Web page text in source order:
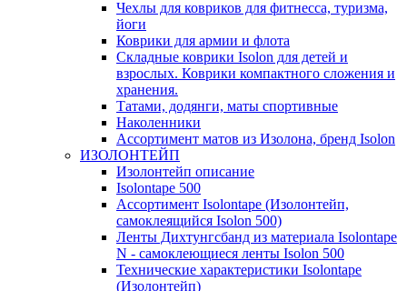
Чехлы для ковриков для фитнесса, туризма,
йоги
Коврики для армии и флота
Складные коврики Isolon для детей и
взрослых. Коврики компактного сложения и
хранения.
Татами, додянги, маты спортивные
Наколенники
Ассортимент матов из Изолона, бренд Isolon
ИЗОЛОНТЕЙП
Изолонтейп описание
Isolontape 500
Ассортимент Isolontape (Изолонтейп,
самоклеящийся Isolon 500)
Ленты Дихтунгсбанд из материала Isolontape
N - самоклеющиеся ленты Isolon 500
Технические характеристики Isolontape
(Изолонтейп)